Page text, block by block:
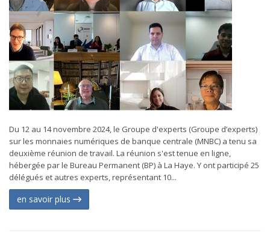
Du 12 au 14 novembre 2024, le Groupe d'experts (Groupe d’experts)
sur les monnaies numériques de banque centrale (MNBC) a tenu sa
deuxième réunion de travail. La réunion s'est tenue en ligne,
hébergée par le Bureau Permanent (BP) à La Haye. Y ont participé 25
délégués et autres experts, représentant 10...
en savoir plus